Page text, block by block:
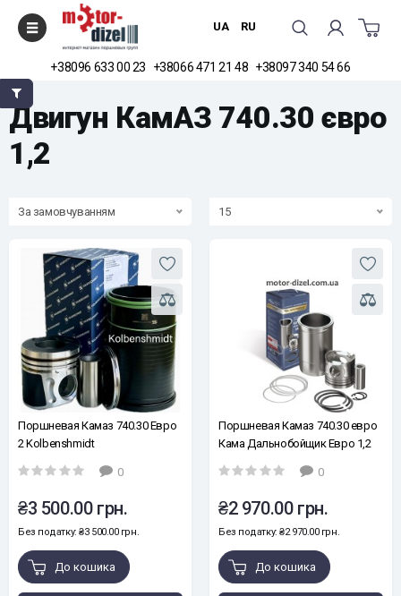
UA RU
+38096 633 00 23 +38066 471 21 48 +38097 340 54 66
Поршневі групи до двигунів Двигун КамАЗ 740.30 євро 1,2
Двигун КамАЗ 740.30 євро
1,2
За замовчуванням 15
Поршневая Камаз 740.30 Евро
2 Kolbenshmidt
0
₴3 500.00 грн.
Без податку: ₴3 500.00 грн.
До кошика
Поршневая Камаз 740.30 евро
Кама Дальнобойщик Евро 1,2
0
₴2 970.00 грн.
Без податку: ₴2 970.00 грн.
До кошика